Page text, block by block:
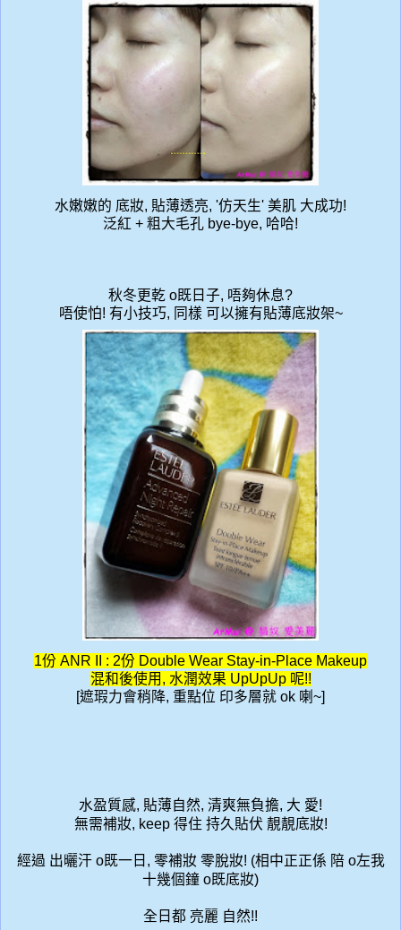
水嫩嫩的 底妝, 貼薄透亮, '仿天生' 美肌 大成功!
泛紅 + 粗大毛孔 bye-bye, 哈哈!
秋冬更乾 o既日子, 唔夠休息?
唔使怕! 有小技巧, 同樣 可以擁有貼薄底妝架~
1份 ANR II : 2份 Double Wear Stay-in-Place Makeup
混和後使用, 水潤效果 UpUpUp 呢!!
[遮瑕力會稍降, 重點位 印多層就 ok 喇~]
水盈質感, 貼薄自然, 清爽無負擔, 大 愛!
無需補妝, keep 得住 持久貼伏 靚靚底妝!
經過 出曬汗o既一日, 零補妝 零脫妝! (相中正正係 陪o左我
十幾個鐘 o既底妝)
全日都 亮麗 自然!!